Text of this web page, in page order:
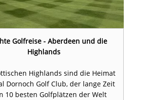
Golfreise - Aberdeen und die
Highlands
Highlands sind die Heimat
Dornoch Golf Club, der lange Zeit
10 besten Golfplätzen der Welt